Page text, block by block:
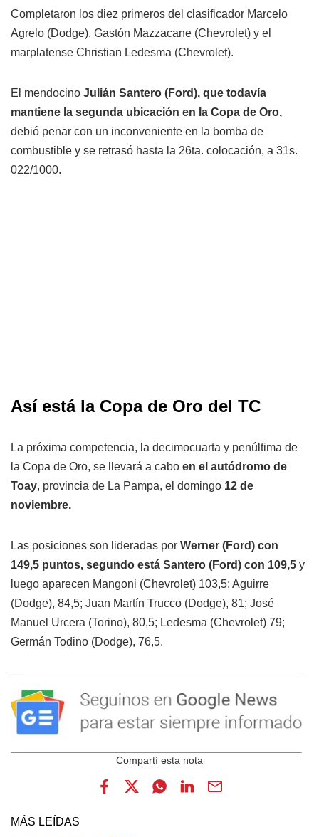
Completaron los diez primeros del clasificador Marcelo
Agrelo (Dodge), Gastón Mazzacane (Chevrolet) y el
marplatense Christian Ledesma (Chevrolet).
El mendocino Julián Santero (Ford), que todavía
mantiene la segunda ubicación en la Copa de Oro,
debió penar con un inconveniente en la bomba de
combustible y se retrasó hasta la 26ta. colocación, a 31s.
022/1000.
Así está la Copa de Oro del TC
La próxima competencia, la decimocuarta y penúltima de
la Copa de Oro, se llevará a cabo en el autódromo de
Toay, provincia de La Pampa, el domingo 12 de
noviembre.
Las posiciones son lideradas por Werner (Ford) con
149,5 puntos, segundo está Santero (Ford) con 109,5 y
luego aparecen Mangoni (Chevrolet) 103,5; Aguirre
(Dodge), 84,5; Juan Martín Trucco (Dodge), 81; José
Manuel Urcera (Torino), 80,5; Ledesma (Chevrolet) 79;
Germán Todino (Dodge), 76,5.
MÁS LEÍDAS